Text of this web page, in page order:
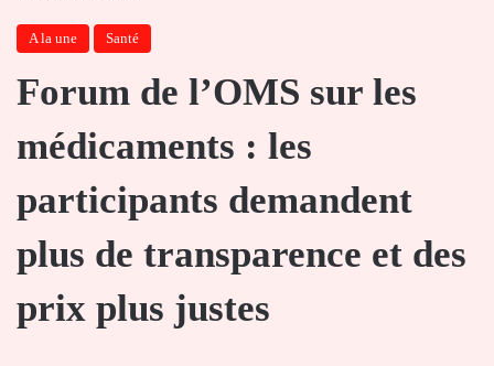
A la une Santé
Forum de l’OMS sur les
médicaments : les
participants demandent
plus de transparence et des
prix plus justes